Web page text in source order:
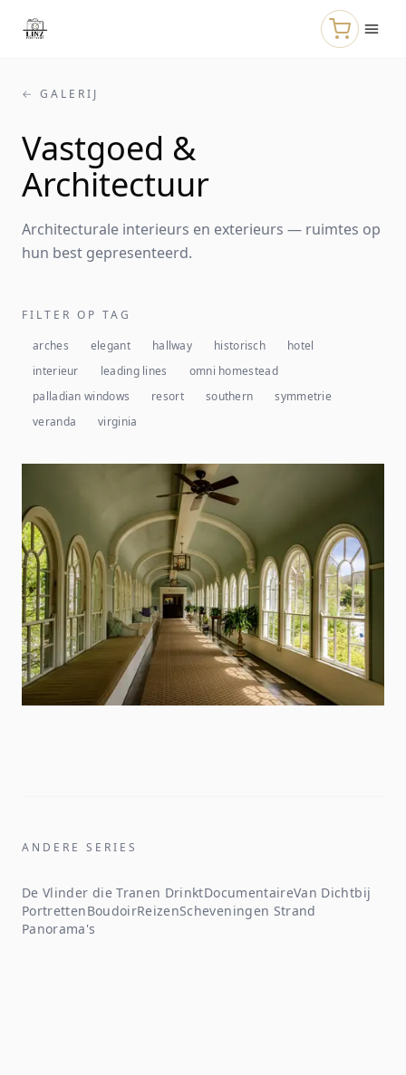
← GALERIJ
Vastgoed &
Architectuur
Architecturale interieurs en exterieurs — ruimtes op
hun best gepresenteerd.
FILTER OP TAG
arches
elegant hallway historisch
hotel
interieur
leading lines
omni homestead
palladian windows
resort southern
symmetrie
veranda
virginia
ANDERE SERIES
De Vlinder die Tranen DrinktDocumentaireVan Dichtbij
PortrettenBoudoirReizenScheveningen Strand
Panorama's